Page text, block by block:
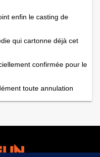
enfin le casting de
qui cartonne déjà cet
confirmée pour le
toute annulation